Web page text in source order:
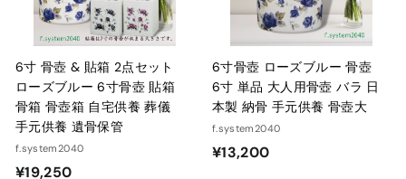
6寸 骨壺 & 貼箱 2点セット
ローズブルー 6寸骨壺 貼箱
骨箱 骨壺箱 自宅供養 葬儀
手元供養 遺骨保管
f.system2040
¥19,250¥
6寸骨壺 ローズブルー 骨壺
6寸 単品 大人用骨壺 バラ 日
本製 納骨 手元供養 骨壺大
f.system2040
¥13,200¥